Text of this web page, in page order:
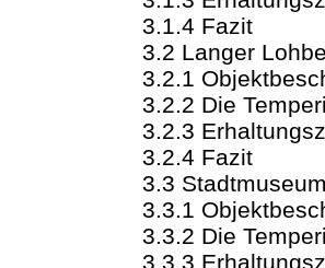
3.1.4 Fazit
3.2 Langer
3.2.1
3.2.2 Die
3.2.3
3.2.4 Fazit
3.3
3.3.1
3.3.2 Die
3.3.3